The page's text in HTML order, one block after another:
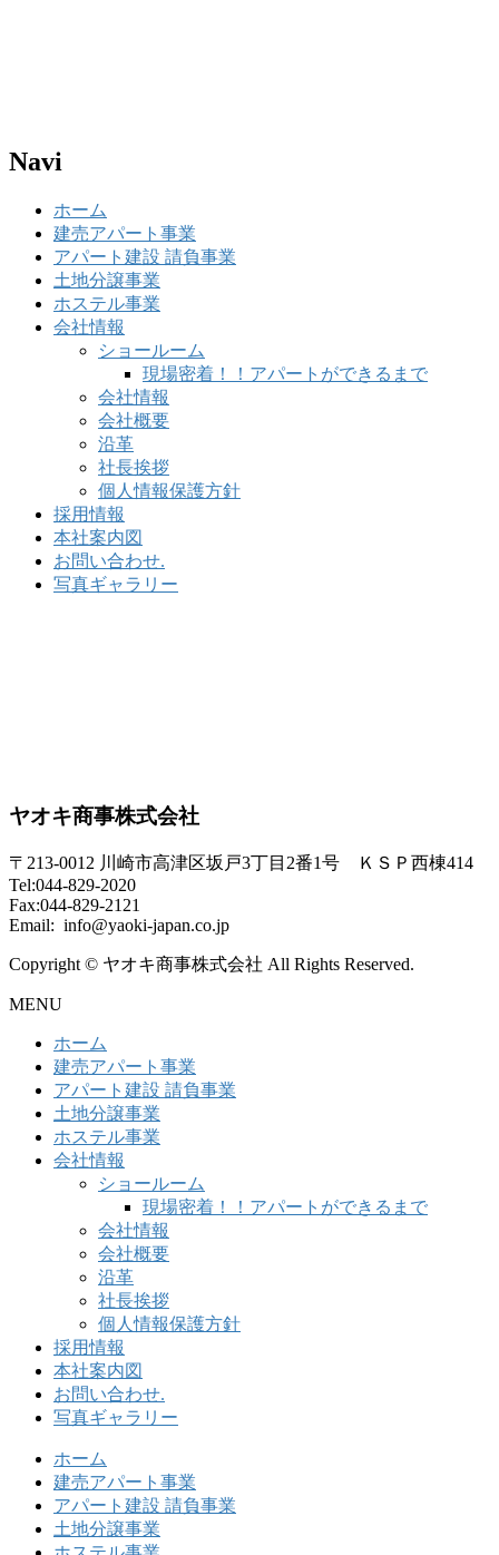
Navi
ホーム
建売アパート事業
アパート建設 請負事業
土地分譲事業
ホステル事業
会社情報
ショールーム
現場密着！！アパートができるまで
会社情報
会社概要
沿革
社長挨拶
個人情報保護方針
採用情報
本社案内図
お問い合わせ.
写真ギャラリー
ヤオキ商事株式会社
〒213-0012 川崎市高津区坂戸3丁目2番1号 ＫＳＰ西棟414
Tel:044-829-2020
Fax:044-829-2121
Email: info@yaoki-japan.co.jp
Copyright © ヤオキ商事株式会社 All Rights Reserved.
MENU
ホーム
建売アパート事業
アパート建設 請負事業
土地分譲事業
ホステル事業
会社情報
ショールーム
現場密着！！アパートができるまで
会社情報
会社概要
沿革
社長挨拶
個人情報保護方針
採用情報
本社案内図
お問い合わせ.
写真ギャラリー
ホーム
建売アパート事業
アパート建設 請負事業
土地分譲事業